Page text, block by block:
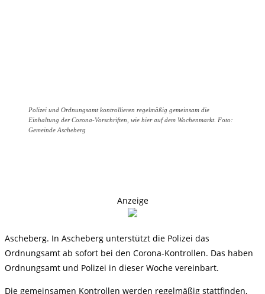
Polizei und Ordnungsamt kontrollieren regelmäßig gemeinsam die
Einhaltung der Corona-Vorschriften, wie hier auf dem Wochenmarkt. Foto:
Gemeinde Ascheberg
Anzeige
Ascheberg. In Ascheberg unterstützt die Polizei das
Ordnungsamt ab sofort bei den Corona-Kontrollen. Das haben
Ordnungsamt und Polizei in dieser Woche vereinbart.
Die gemeinsamen Kontrollen werden regelmäßig stattfinden,